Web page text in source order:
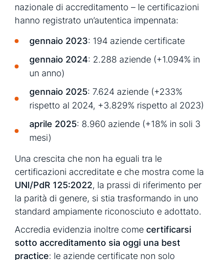
nazionale di accreditamento – le certificazioni
hanno registrato un’autentica impennata:
gennaio 2023: 194 aziende certificate
gennaio 2024: 2.288 aziende (+1.094% in
un anno)
gennaio 2025: 7.624 aziende (+233%
rispetto al 2024, +3.829% rispetto al 2023)
aprile 2025: 8.960 aziende (+18% in soli 3
mesi)
Una crescita che non ha eguali tra le
certificazioni accreditate e che mostra come la
UNI/PdR 125:2022, la prassi di riferimento per
la parità di genere, si stia trasformando in uno
standard ampiamente riconosciuto e adottato.
Accredia evidenzia inoltre come certificarsi
sotto accreditamento sia oggi una best
practice: le aziende certificate non solo